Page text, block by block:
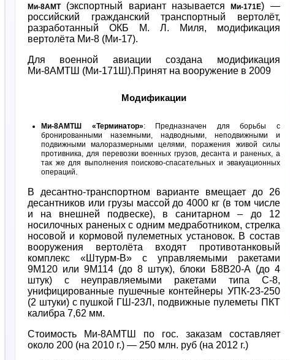
Ми-8АМТ(экспортный вариант называетсяМи-171Е) —
российский гражданский транспортный вертолёт,
разработанный ОКБ М. Л. Миля, модификация
вертолёта Ми-8 (Ми-17).
Для военной авиации создана модификация
Ми-8АМТШ (Ми-171Ш).Принят на вооружение в 2009
Модификации
Ми-8АМТШ «Терминатор»: Предназначен для борьбы с
бронированными наземными, надводными, неподвижными и
подвижными малоразмерными целями, поражения живой силы
противника, для перевозки военных грузов, десанта и раненых, а
так же для выполнения поисково-спасательных и эвакуационных
операций.
В десантно-транспортном варианте вмещает до 26
десантников или грузы массой до 4000 кг (в том числе
и на внешней подвеске), в санитарном – до 12
носилочных раненых с одним медработником, стрелка
носовой и кормовой пулеметных установок. В состав
вооружения вертолёта входят противотанковый
комплекс «Штурм-В» с управляемыми ракетами
9М120 или 9М114 (до 8 штук), блоки Б8В20-А (до 4
штук) с неуправляемыми ракетами типа С-8,
унифицированные пушечные контейнеры УПК-23-250
(2 штуки) с пушкой ГШ-23Л, подвижные пулеметы ПКТ
калибра 7,62 мм.
Стоимость Ми-8АМТШ по гос. заказам составляет
около 200 (на 2010 г.) — 250 млн. руб (на 2012 г.)